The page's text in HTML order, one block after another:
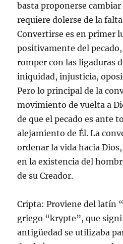
basta proponerse
requiere dolerse de la
Convertirse es en primer
positivamente del
romper con las ligaduras
iniquidad, injusticia,
Pero lo principal de la
movimiento de vuelta a
de que el pecado es ante
alejamiento de Él. La
ordenar la vida hacia
en la existencia del
de su Creador.
Cripta: Proviene del latín
griego “krypte”, que
antigüedad se utilizaba